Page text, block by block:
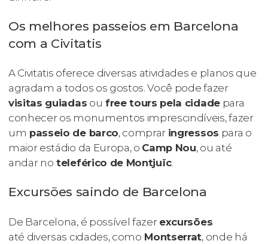
Os melhores passeios em Barcelona
com a Civitatis
A Civitatis oferece diversas atividades e planos que
agradam a todos os gostos. Você pode fazer
visitas guiadas ou free tours pela cidadepara
conhecer os monumentos imprescindíveis, fazer
um passeio de barco, comprar ingressos para o
maior estádio da Europa, o Camp Nou, ou até
andar no teleférico de Montjuïc.
Excursões saindo de Barcelona
De Barcelona, é possível fazer excursões
até diversas cidades, como Montserrat, onde há